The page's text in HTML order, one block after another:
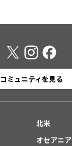
コミュニティを見る
北米
オセアニア